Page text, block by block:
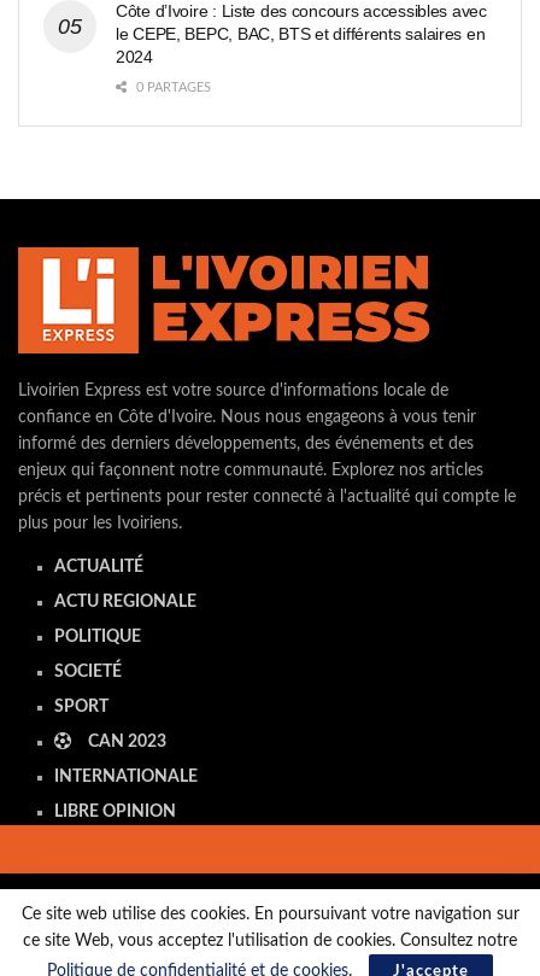
Côte d’Ivoire : Liste des concours accessibles avec
le CEPE, BEPC, BAC, BTS et différents salaires en
2024
0 PARTAGES
Livoirien Express est votre source d'informations locale de
confiance en Côte d'Ivoire. Nous nous engageons à vous tenir
informé des derniers développements, des événements et des
enjeux qui façonnent notre communauté. Explorez nos articles
précis et pertinents pour rester connecté à l'actualité qui compte le
plus pour les Ivoiriens.
ACTUALITÉ
ACTU REGIONALE
POLITIQUE
SOCIETÉ
SPORT
CAN 2023
INTERNATIONALE
LIBRE OPINION
Copyright © LivoirienExpress 2023. tous droits réservés
Ce site web utilise des cookies. En poursuivant votre navigation sur
ce site Web, vous acceptez l'utilisation de cookies. Consultez notre
Politique de confidentialité et de cookies. J'accepte